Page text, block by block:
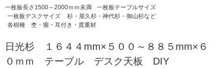
一枚板長さ1500～2000ｍｍ未満
一枚板テーブルサイズ
一枚板デスクサイズ
杉・屋久杉・神代杉・御山杉など
各樹種 杢・瘤・耳付き・貴重材
日光杉 １６４４mm×５００～８８５mm×６
０ｍｍ テーブル デスク天板 DIY